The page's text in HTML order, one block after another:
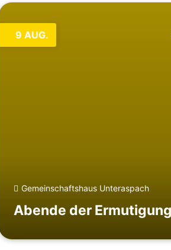
9 AUG.
Gemeinschaftshaus Unteraspach
Abende der Ermutigung